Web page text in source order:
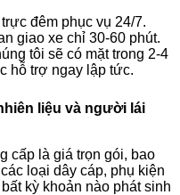
đêm phục vụ 24/7.
giao xe chỉ 30-60 phút.
tôi sẽ có mặt trong 2-4
hỗ trợ ngay lập tức.
liệu và người lái
cấp là giá trọn gói, bao
loại dây cáp, phụ kiện
kỳ khoản nào phát sinh